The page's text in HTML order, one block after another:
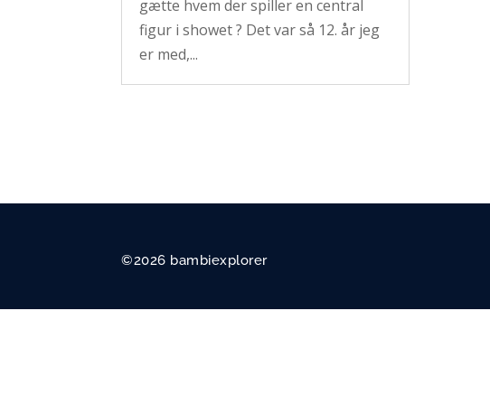
gætte hvem der spiller en central
figur i showet ? Det var så 12. år jeg
er med,...
©2026 bambiexplorer